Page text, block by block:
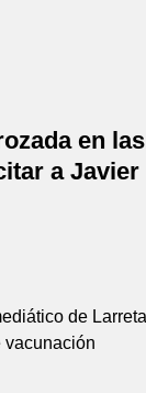
en las
a Javier